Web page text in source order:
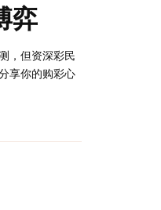
弈
，但资深彩民
享你的购彩心